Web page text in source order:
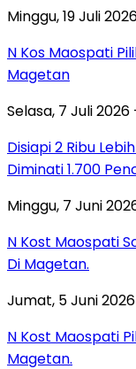
Minggu, 19 Juli
N Kos Maospati
Magetan
Selasa, 7 Juli 2026
Disiapi 2 Ribu
Diminati 1.700
Minggu, 7 Juni
N Kost Maospati
Di Magetan.
Jumat, 5 Juni
N Kost Maospati
Magetan.